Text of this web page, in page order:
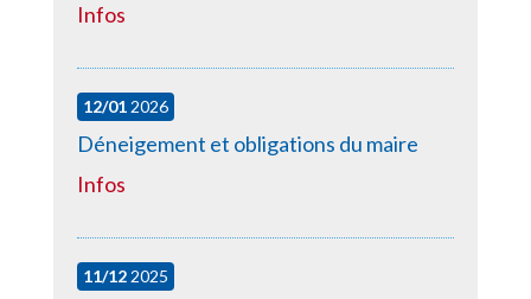
Infos
12/012026
Déneigement et obligations du maire
Infos
11/122025